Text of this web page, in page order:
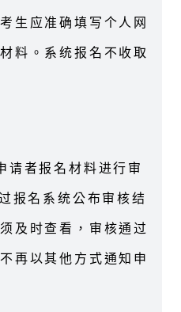
生应准确填写个人网
料。系统报名不收取
请者报名材料进行审
报名系统公布审核结
及时查看，审核通过
再以其他方式通知申